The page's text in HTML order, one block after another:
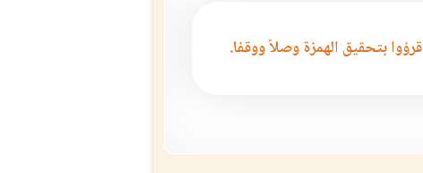
قرؤوا بتحقيق الهمزة وصلاً ووقفا.